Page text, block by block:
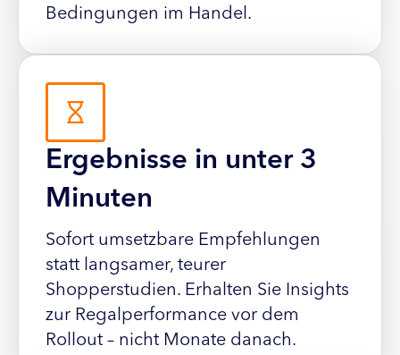
Bedingungen im Handel.
Ergebnisse in unter 3
Minuten
Sofort umsetzbare Empfehlungen
statt langsamer, teurer
Shopperstudien. Erhalten Sie Insights
zur Regalperformance vor dem
Rollout – nicht Monate danach.